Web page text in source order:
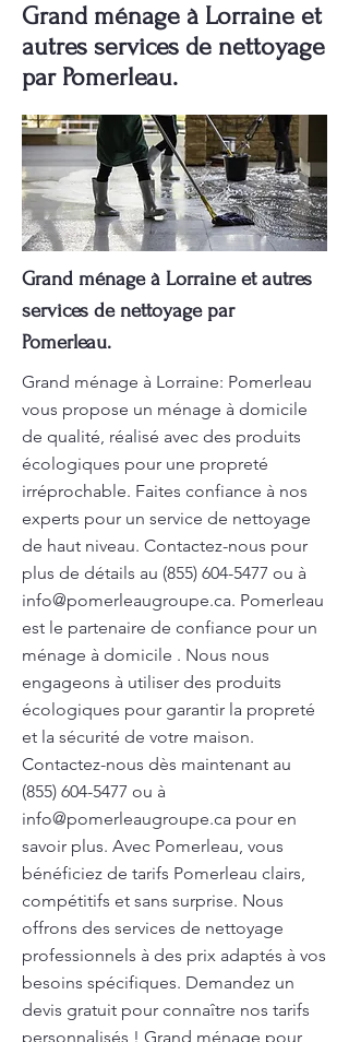
Grand ménage à Lorraine et
autres services de nettoyage
par Pomerleau.
Grand ménage à Lorraine et autres
services de nettoyage par
Pomerleau.
Grand ménage à Lorraine: Pomerleau
vous propose un ménage à domicile
de qualité, réalisé avec des produits
écologiques pour une propreté
irréprochable. Faites confiance à nos
experts pour un service de nettoyage
de haut niveau. Contactez-nous pour
plus de détails au (855) 604-5477 ou à
info@pomerleaugroupe.ca. Pomerleau
est le partenaire de confiance pour un
ménage à domicile . Nous nous
engageons à utiliser des produits
écologiques pour garantir la propreté
et la sécurité de votre maison.
Contactez-nous dès maintenant au
(855) 604-5477 ou à
info@pomerleaugroupe.ca pour en
savoir plus. Avec Pomerleau, vous
bénéficiez de tarifs Pomerleau clairs,
compétitifs et sans surprise. Nous
offrons des services de nettoyage
professionnels à des prix adaptés à vos
besoins spécifiques. Demandez un
devis gratuit pour connaître nos tarifs
personnalisés ! Grand ménage pour